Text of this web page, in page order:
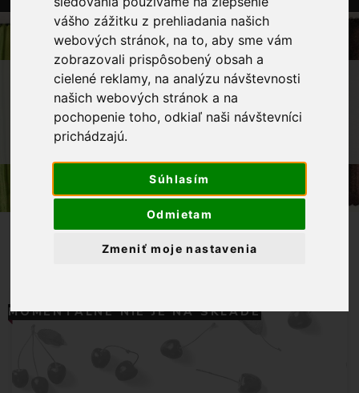
vášho zážitku z prehliadania našich
webových stránok, na to, aby sme vám
zobrazovali prispôsobený obsah a
cielené reklamy, na analýzu návštevnosti
našich webových stránok a na
pochopenie toho, odkiaľ naši návštevníci
prichádzajú.
Súhlasím
Odmietam
Zmeniť moje nastavenia
OBCHOD LÁTKY METRÁŽ
DEKORAČNÉ LÁTKY
CANVAS DIGITAL ČEREŠNE NA BIELOM
MOMENTÁLNE NIE JE NA SKLADE